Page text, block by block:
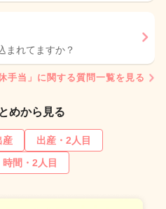
まれてますか？
休手当」に関する質問一覧を見る
めから見る
産
出産・2人目
時間・2人目